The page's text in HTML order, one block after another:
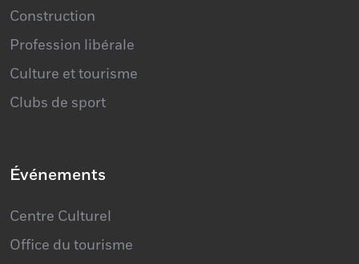
Profession libérale
Culture et tourisme
Clubs de sport
Office du tourisme
Ville de Huy